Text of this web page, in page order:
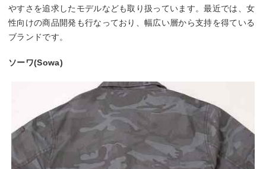
やすさを追求したモデルなども取り扱っています。最近では、女
性向けの商品開発も行なっており、幅広い層から支持を得ている
ブランドです。
ソーワ(Sowa)